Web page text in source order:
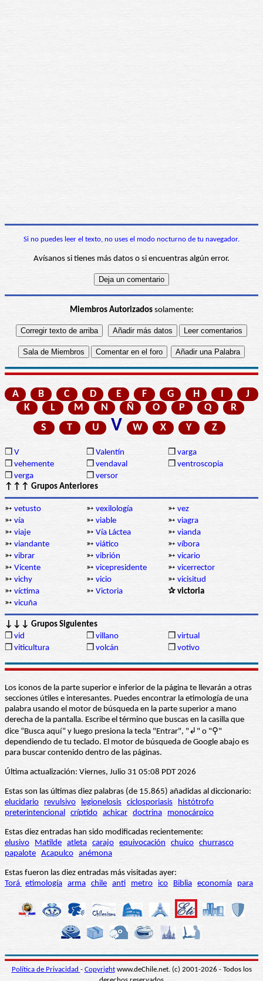
Si no puedes leer el texto, no uses el modo nocturno de tu navegador.
Avísanos si tienes más datos o si encuentras algún error.
Miembros Autorizadossolamente:
A B C D E F G H I
J
K
L M N Ñ O P Q
R
S
T U V W X Y Z
❒ V ❒ Valentín ❒ varga
❒ vehemente ❒ vendaval ❒ ventroscopia
❒ verga ❒ versor
↑↑↑ Grupos Anteriores
➳ vetusto ➳ vexilología ➳ vez
➳ vía ➳ viable ➳ viagra
➳ viaje ➳ Vía Láctea ➳ vianda
➳ viandante ➳ viático ➳ víbora
➳ vibrar ➳ vibrión ➳ vicario
➳ Vicente ➳ vicepresidente ➳ vicerrector
➳ vichy ➳ vicio ➳ vicisitud
➳ víctima ➳ Victoria
✰ victoria
➳ vicuña
↓↓↓ Grupos Siguientes
❒ vid ❒ villano ❒ virtual
❒ viticultura ❒ volcán ❒ votivo
Los iconos de la parte superior e inferior de la página te llevarán a otras
secciones útiles e interesantes. Puedes encontrar la etimología de una
palabra usando el motor de búsqueda en la parte superior a mano
derecha de la pantalla. Escribe el término que buscas en la casilla que
dice “Busca aquí” y luego presiona la tecla "Entrar", "↲" o "⚲"
dependiendo de tu teclado. El motor de búsqueda de Google abajo es
para buscar contenido dentro de las páginas.
Última actualización: Viernes, Julio 31 05:08 PDT 2026
Estas son las últimas diez palabras (de 15.865) añadidas al diccionario:
elucidario
revulsivo legionelosis ciclosporiasis
histótrofo
preterintencional críptido achicar doctrina monocárpico
Estas diez entradas han sido modificadas recientemente:
elusivo
Matilde atleta carajo equivocación chuico churrasco
papalote Acapulco anémona
Estas fueron las diez entradas más visitadas ayer:
Torá etimología arma chile anti metro ico Biblia economía para
Política de Privacidad - Copyrightwww.deChile.net. (c) 2001-2026 - Todos los